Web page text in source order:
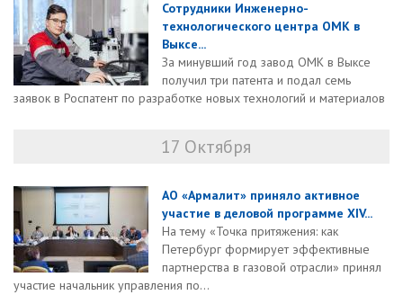
Сотрудники Инженерно-
технологического центра ОМК в
Выксе...
За минувший год завод ОМК в Выксе
получил три патента и подал семь
заявок в Роспатент по разработке новых технологий и материалов
17 Октября
АО «Армалит» приняло активное
участие в деловой программе XIV...
На тему «Точка притяжения: как
Петербург формирует эффективные
партнерства в газовой отрасли» принял
участие начальник управления по...